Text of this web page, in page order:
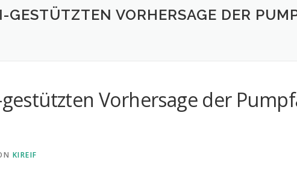
GESTÜTZTEN VORHERSAGE DER
Vorhersage der
KIREIF